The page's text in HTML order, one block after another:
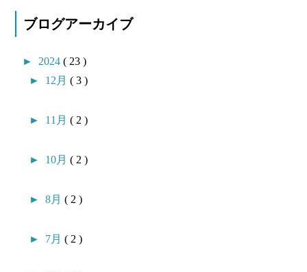
ブログアーカイブ
► 2024( 23 )
► 12月( 3 )
► 11月( 2 )
► 10月( 2 )
►8月( 2 )
► 7月( 2 )